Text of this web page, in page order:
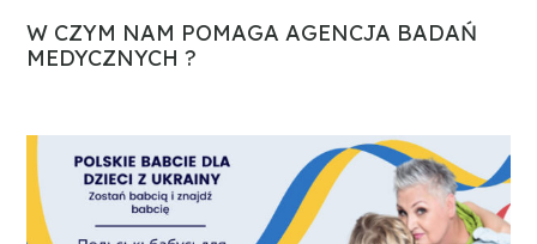
W CZYM NAM POMAGA AGENCJA BADAŃ
MEDYCZNYCH ?